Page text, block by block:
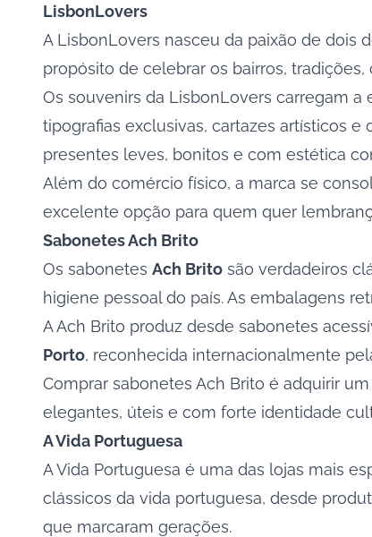
LisbonLovers
A LisbonLovers nasceu da paixão de dois
propósito de celebrar os bairros,
Os souvenirs da LisbonLovers carregam
tipografias exclusivas, cartazes artísticos
presentes leves, bonitos e com estética
Além do comércio físico, a marca se
excelente opção para quem quer
Sabonetes Ach Brito
Os sabonetes Ach Brito são verdadeiros
higiene pessoal do país. As embalagens
A Ach Brito produz desde sabonetes
Porto, reconhecida internacionalmente
Comprar sabonetes Ach Brito é adquirir
elegantes, úteis e com forte identidade
A Vida Portuguesa
AVida Portuguesa é uma das lojas mais
clássicos da vida portuguesa, desde
que marcaram gerações.